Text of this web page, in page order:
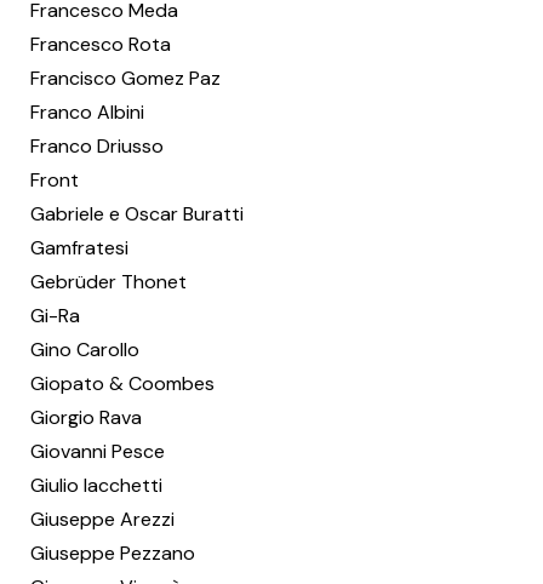
Francesco Meda
Francesco Rota
Francisco Gomez Paz
Franco Albini
Franco Driusso
Front
Gabriele e Oscar Buratti
Gamfratesi
Gebrüder Thonet
Gi-Ra
Gino Carollo
Giopato & Coombes
Giorgio Rava
Giovanni Pesce
Giulio Iacchetti
Giuseppe Arezzi
Giuseppe Pezzano